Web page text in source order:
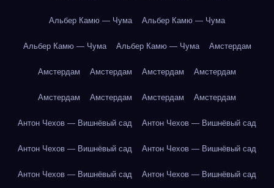
Альбер Камю — Чума Альбер Камю — Чума
Альбер Камю — Чума Альбер Камю — Чума Амстердам
Амстердам Амстердам Амстердам Амстердам
Амстердам Амстердам Амстердам Амстердам
Антон Чехов — Вишнёвый сад Антон Чехов — Вишнёвый сад
Антон Чехов — Вишнёвый сад Антон Чехов — Вишнёвый сад
Антон Чехов — Вишнёвый сад Антон Чехов — Вишнёвый сад